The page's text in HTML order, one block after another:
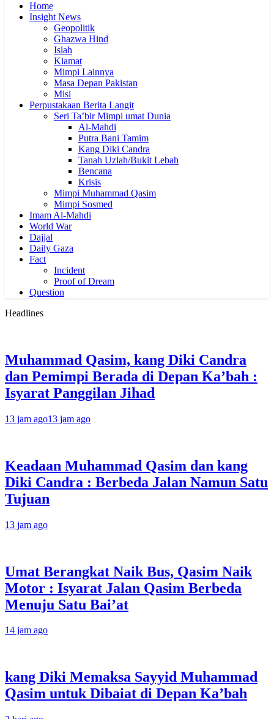
Home
Insight News
Geopolitik
Ghazwa Hind
Islah
Kiamat
Mimpi Lainnya
Masa Depan Pakistan
Misi
Perpustakaan Berita Langit
Seri Ta’bir Mimpi umat Dunia
Al-Mahdi
Putra Bani Tamim
Kang Diki Candra
Tanah Uzlah/Bukit Lebah
Bencana
Krisis
Mimpi Muhammad Qasim
Mimpi Sosmed
Imam Al-Mahdi
World War
Dajjal
Daily Gaza
Fact
Incident
Proof of Dream
Question
Headlines
Muhammad Qasim, kang Diki Candra
dan Pemimpi Berada di Depan Ka’bah :
Isyarat Panggilan Jihad
13 jam ago13 jam ago
Keadaan Muhammad Qasim dan kang
Diki Candra : Berbeda Jalan Namun Satu
Tujuan
13 jam ago
Umat Berangkat Naik Bus, Qasim Naik
Motor : Isyarat Jalan Qasim Berbeda
Menuju Satu Bai’at
14 jam ago
kang Diki Memaksa Sayyid Muhammad
Qasim untuk Dibaiat di Depan Ka’bah